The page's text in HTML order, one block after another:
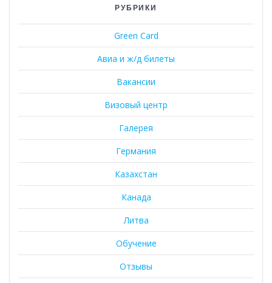
РУБРИКИ
Green Card
Авиа и ж/д билеты
Вакансии
Визовый центр
Галерея
Германия
Казахстан
Канада
Литва
Обучение
Отзывы